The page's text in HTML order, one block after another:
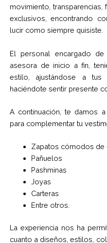
movimiento, transparencias,
exclusivos, encontrando
lucir como siempre quisiste.
El personal encargado de
asesora de inicio a fin,
estilo, ajustándose a tus
haciéndote sentir presente
A continuación, te damos
para complementar tu
Zapatos cómodos de
Pañuelos
Pashminas
Joyas
Carteras
Entre otros.
La experiencia nos ha
cuanto a diseños, estilos,